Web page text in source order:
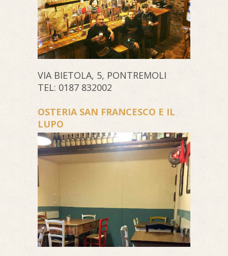
VIA BIETOLA, 5, PONTREMOLI
TEL: 0187 832002
OSTERIA SAN FRANCESCO E IL
LUPO